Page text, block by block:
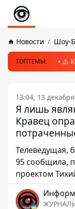
Новости Шоу-
ТОПТЕМЫ: ⚠️
13:04, 13
Я лишь
Кравец
Телеведущая,
95 сообщила,
проектом